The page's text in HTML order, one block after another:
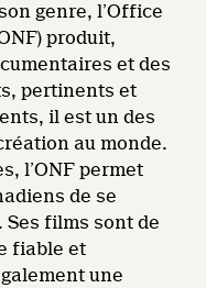
genre, l’Office
produit,
et des
pertinents et
il est un des
au monde.
l’ONF permet
de se
films sont de
fiable et
une